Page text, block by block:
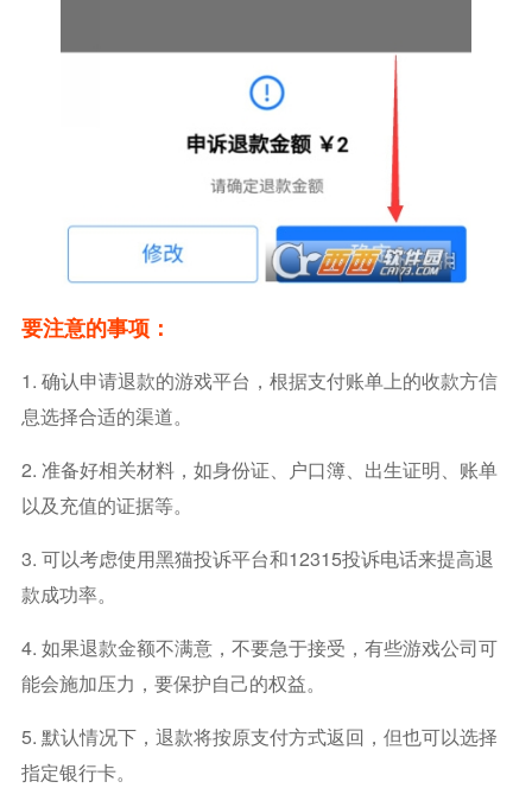
要注意的事项：
1. 确认申请退款的游戏平台，根据支付账单上的收款方信
息选择合适的渠道。
2. 准备好相关材料，如身份证、户口簿、出生证明、账单
以及充值的证据等。
3. 可以考虑使用黑猫投诉平台和12315投诉电话来提高退
款成功率。
4. 如果退款金额不满意，不要急于接受，有些游戏公司可
能会施加压力，要保护自己的权益。
5. 默认情况下，退款将按原支付方式返回，但也可以选择
指定银行卡。